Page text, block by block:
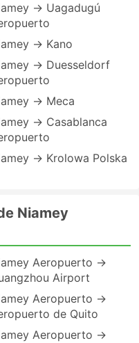
→ Uagadugú
→ Kano
→ Duesseldorf
→ Meca
→ Casablanca
→ Krolowa Polska
Niamey
Aeropuerto →
Airport
Aeropuerto →
de Quito
Aeropuerto →